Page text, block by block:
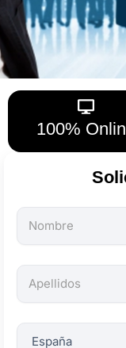
100%
Todos
los
son
obligatorios.